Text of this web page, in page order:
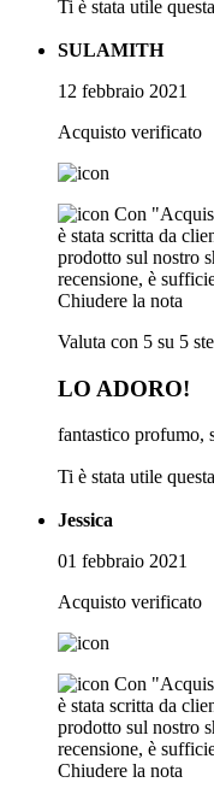
Ti è stata utile
SULAMITH
12 febbraio 2021
Acquisto verificato
Con
è stata scritta da
prodotto sul nostro
recensione, è
Chiudere la nota
Valuta con 5 su 5
LO ADORO!
fantastico profumo,
Ti è stata utile
Jessica
01 febbraio 2021
Acquisto verificato
Con
è stata scritta da
prodotto sul nostro
recensione, è
Chiudere la nota